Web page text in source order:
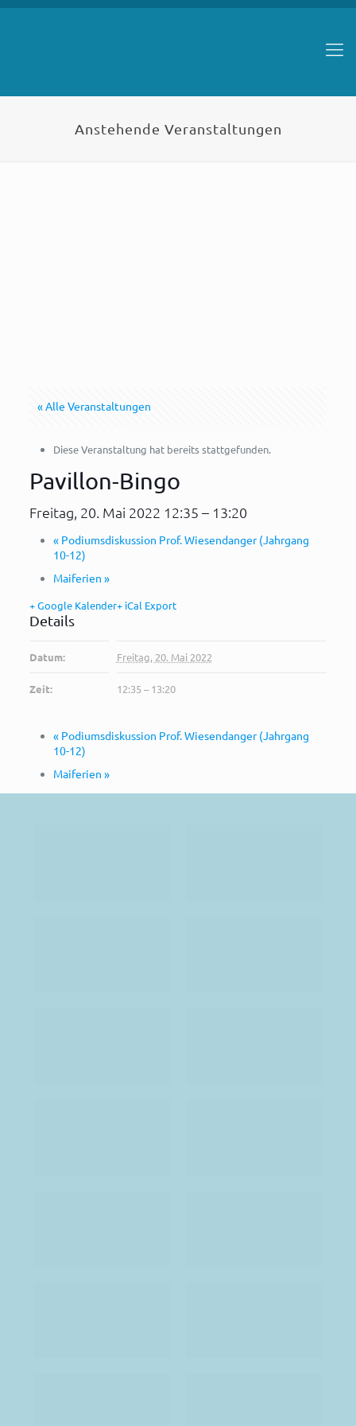
Anstehende Veranstaltungen
« Alle Veranstaltungen
Diese Veranstaltung hat bereits stattgefunden.
Pavillon-Bingo
Freitag, 20. Mai 2022 12:35 – 13:20
«Podiumsdiskussion Prof. Wiesendanger (Jahrgang
10-12)
Maiferien »
+ Google Kalender+ iCal Export
Details
Datum: Freitag, 20. Mai 2022
Zeit: 12:35 – 13:20
«Podiumsdiskussion Prof. Wiesendanger (Jahrgang
10-12)
Maiferien »